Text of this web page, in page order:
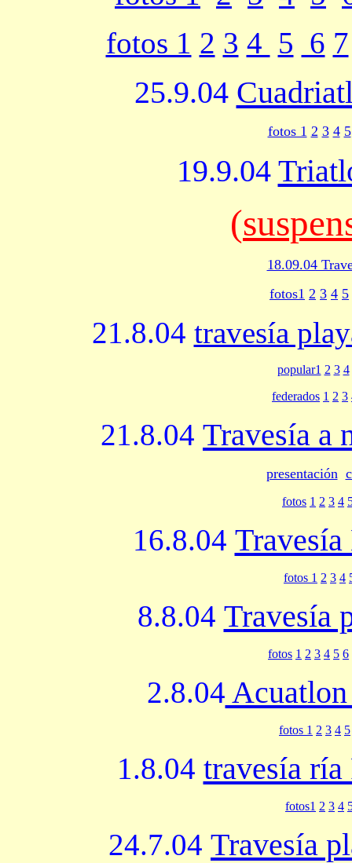
fotos 1 2 3 4 5 6 7
25.9.04
fotos 1 2 3 4 5
19.9.04
(
18.09.04
fotos1 2 3 4 5
21.8.04 travesía
popular1 2 3 4
federados 1 2 3
21.8.04 Travesía a
presentación
fotos 1 2 3 4
16.8.04
fotos 1 2 3 4
8.8.04 Travesía
fotos 1 2 3 4 5 6
2.8.04
fotos 1 2 3 4 5
1.8.04 travesía ría
fotos1 2 3 4
24.7.04 Travesía